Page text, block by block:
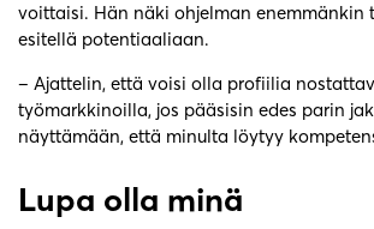
voittaisi. Hän näki ohjelman enemmänkin
esitellä potentiaaliaan.
– Ajattelin, että voisi olla profiilia
työmarkkinoilla, jos pääsisin edes parin
näyttämään, että minulta löytyy
Lupa olla minä